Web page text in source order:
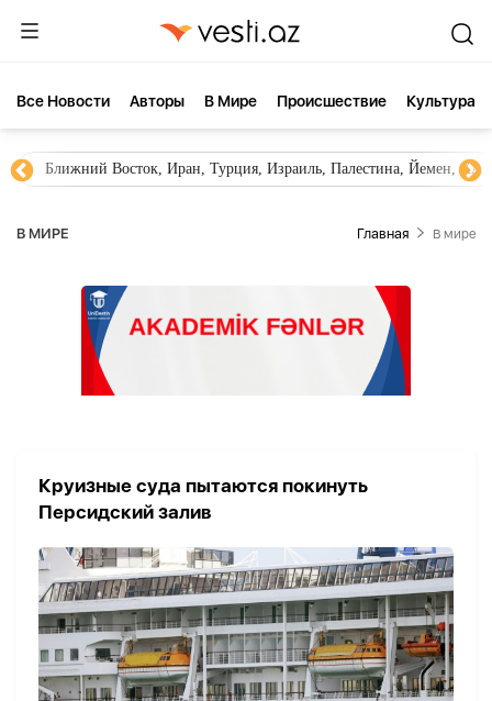
Все Новости Aвторы В Мире Происшествие Культура
Ближний Восток, Иран, Турция, Израиль, Палестина, Йемен,
В МИРЕ Главная В мире
Круизные суда пытаются покинуть
Персидский залив